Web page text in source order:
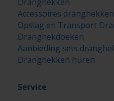
Accessoires dranghekken
Opslag en Transport
Dranghekdoeken
Aanbieding sets
Dranghekken huren
Service